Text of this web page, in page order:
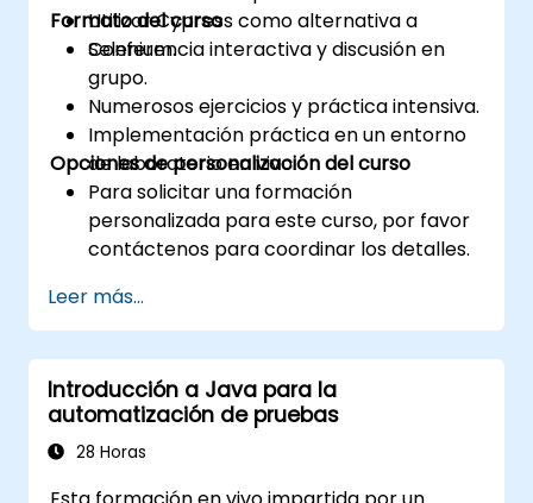
Utilizar Cypress como alternativa a
Selenium.
Formato del curso
Conferencia interactiva y discusión en
grupo.
Numerosos ejercicios y práctica intensiva.
Implementación práctica en un entorno
de laboratorio en vivo.
Opciones de personalización del curso
Para solicitar una formación
personalizada para este curso, por favor
contáctenos para coordinar los detalles.
Leer más...
Introducción a Java para la
automatización de pruebas
28 Horas